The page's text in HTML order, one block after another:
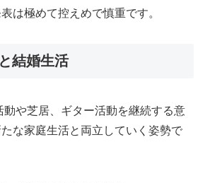
は極めて控えめで慎重です。
結婚生活
動や芝居、ギター活動を継続する意
な家庭生活と両立していく姿勢で